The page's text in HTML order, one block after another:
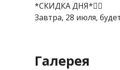
*СКИДКА ДНЯ*👍🏻
Завтра, 28 июля,
Галерея